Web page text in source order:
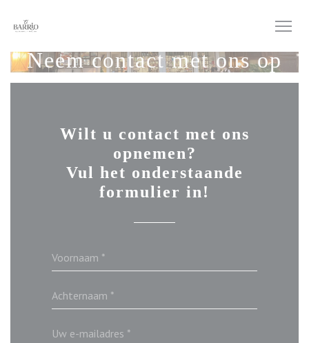
Neem contact met ons op
Wilt u contact met ons
opnemen?
Vul het onderstaande
formulier in!